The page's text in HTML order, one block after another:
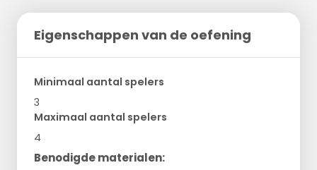
Eigenschappen van de oefening
Minimaal aantal spelers
3
Maximaal aantal spelers
4
Benodigde materialen: